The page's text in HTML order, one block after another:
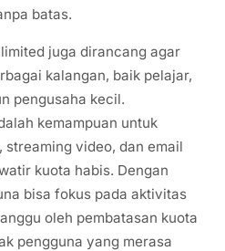
batas.
juga dirancang agar
kalangan, baik pelajar,
pengusaha kecil.
kemampuan untuk
streaming video, dan email
kuota habis. Dengan
bisa fokus pada aktivitas
oleh pembatasan kuota
pengguna yang merasa